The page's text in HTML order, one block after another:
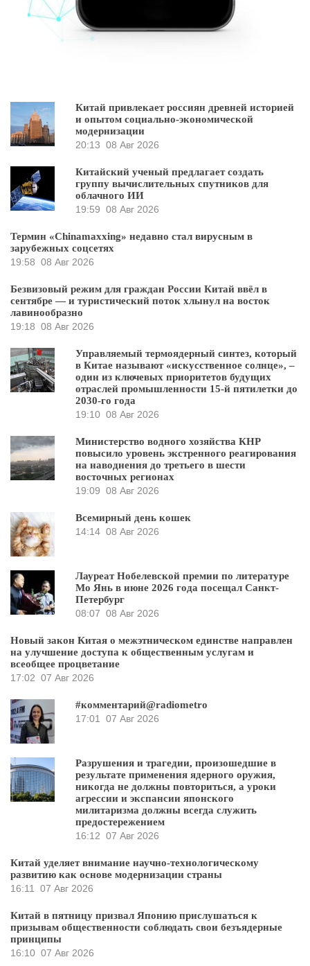
Китай привлекает россиян древней историей
и опытом социально-экономической
модернизации
20:13 08 Авг 2026
Китайский ученый предлагает создать
группу вычислительных спутников для
облачного ИИ
19:59 08 Авг 2026
Термин «Chinamaxxing» недавно стал вирусным в
зарубежных соцсетях
19:58 08 Авг 2026
Безвизовый режим для граждан России Китай ввёл в
сентябре — и туристический поток хлынул на восток
лавинообразно
19:18 08 Авг 2026
Управляемый термоядерный синтез, который
в Китае называют «искусственное солнце», –
один из ключевых приоритетов будущих
отраслей промышленности 15-й пятилетки до
2030-го года
19:10 08 Авг 2026
Министерство водного хозяйства КНР
повысило уровень экстренного реагирования
на наводнения до третьего в шести
восточных регионах
19:09 08 Авг 2026
Всемирный день кошек
14:14 08 Авг 2026
Лауреат Нобелевской премии по литературе
Мо Янь в июне 2026 года посещал Санкт-
Петербург
08:07 08 Авг 2026
Новый закон Китая о межэтническом единстве направлен
на улучшение доступа к общественным услугам и
всеобщее процветание
17:02 07 Авг 2026
#комментарий@radiometro
17:01
07 Авг 2026
Разрушения и трагедии, произошедшие в
результате применения ядерного оружия,
никогда не должны повториться, а уроки
агрессии и экспансии японского
милитаризма должны всегда служить
предостережением
16:12 07 Авг 2026
Китай уделяет внимание научно-технологическому
развитию как основе модернизации страны
16:11
07 Авг 2026
Китай в пятницу призвал Японию прислушаться к
призывам общественности соблюдать свои безъядерные
принципы
16:10 07 Авг 2026